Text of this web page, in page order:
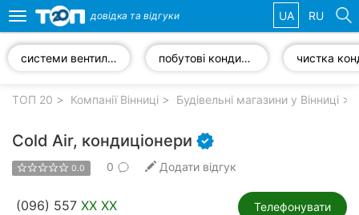
компанії
Toggle
navigation
довідка та відгуки UA RU
системи вентиляції побутові кондиціонери
ТОП 20 Компанії Вінниці Будівельні магазини у Вінниці
Cold Air, кондиціонери
0.0 0 Додати відгук
(096) 557 XX XX Телефонувати